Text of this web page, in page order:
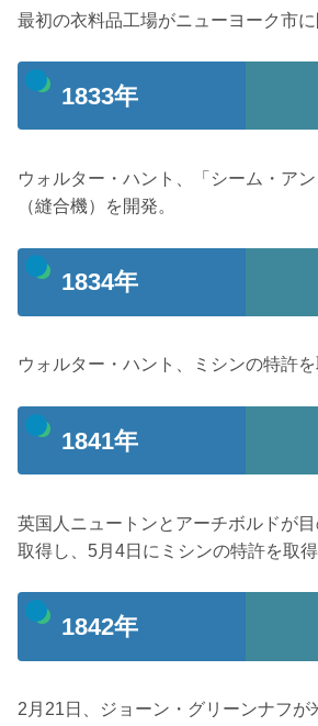
最初の衣料品工場がニューヨーク市に
1833年
ウォルター・ハント、「シーム・ア
（縫合機）を開発。
1834年
ウォルター・ハント、ミシンの特許を
1841年
英国人ニュートンとアーチボルドが
取得し、5月4日にミシンの特許を取得
1842年
2月21日、ジョーン・グリーンナフが